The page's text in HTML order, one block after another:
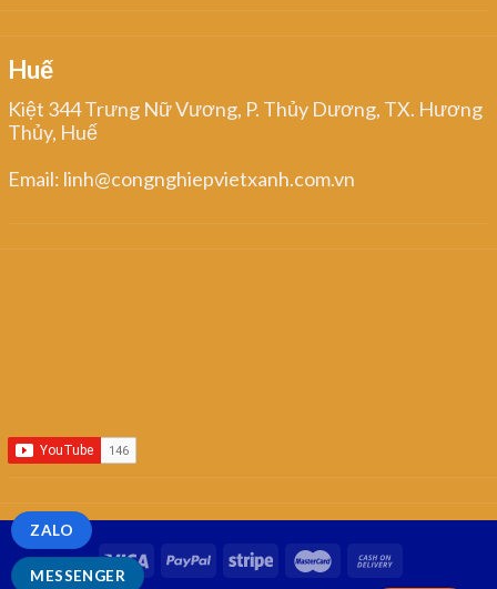
Huế
Kiệt 344 Trưng Nữ Vương, P. Thủy Dương, TX. Hương
Thủy, Huế
Email: linh@congnghiepvietxanh.com.vn
MESSENGER
ZALO